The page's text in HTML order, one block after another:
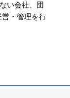
い会社、団
・管理を行